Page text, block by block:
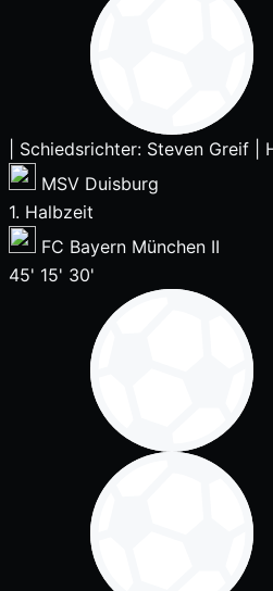
Schiedsrichter: Steven Greif
MSV Duisburg
1. Halbzeit
FC Bayern München II
45' 15' 30'